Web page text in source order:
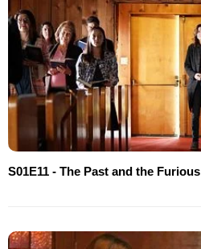
S01E11 - The Past and the Furious